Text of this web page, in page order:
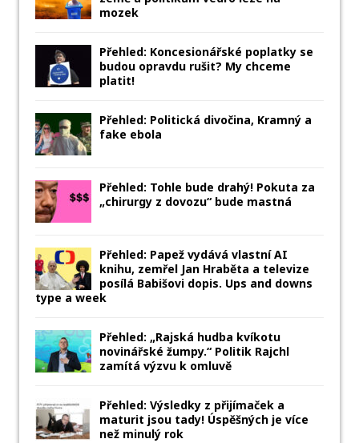
mozek
Přehled: Koncesionářské poplatky se
budou opravdu rušit? My chceme
platit!
Přehled: Politická divočina, Kramný a
fake ebola
Přehled: Tohle bude drahý! Pokuta za
„chirurgy z dovozu“ bude mastná
Přehled: Papež vydává vlastní AI
knihu, zemřel Jan Hraběta a televize
posílá Babišovi dopis. Ups and downs
type a week
Přehled: „Rajská hudba kvíkotu
novinářské žumpy.“ Politik Rajchl
zamítá výzvu k omluvě
Přehled: Výsledky z přijímaček a
maturit jsou tady! Úspěšných je více
než minulý rok